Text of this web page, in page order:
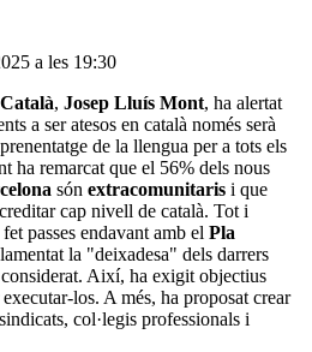
a les 19:30
, Josep Lluís Mont, ha alertat
a ser atesos en català només serà
de la llengua per a tots els
ha remarcat que el 56% dels nous
són extracomunitaris i que
cap nivell de català. Tot i
passes endavant amb el Pla
la "deixadesa" dels darrers
Així, ha exigit objectius
los. A més, ha proposat crear
col·legis professionals i